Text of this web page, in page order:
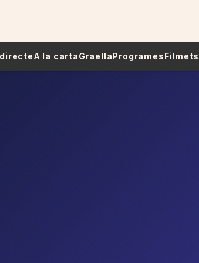
directeA la cartaGraellaProgramesFilmets